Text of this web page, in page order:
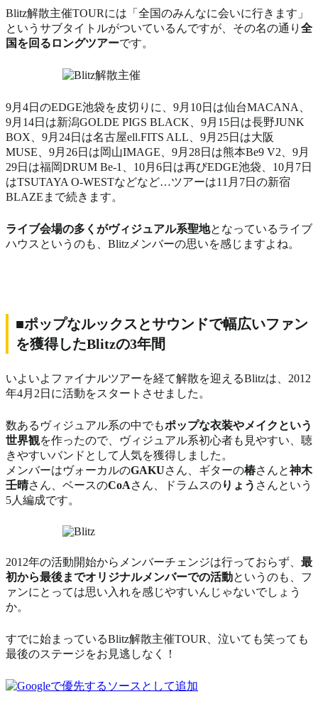
Blitz解散主催TOURには「全国のみんなに会いに行きます」
というサブタイトルがついているんですが、その名の通り 全
国を回るロングツアーです。
9月4日のEDGE池袋を皮切りに、9月10日は仙台MACANA、
9月14日は新潟GOLDE PIGS BLACK、9月15日は長野JUNK
BOX、9月24日は名古屋ell.FITS ALL、9月25日は大阪
MUSE、9月26日は岡山IMAGE、9月28日は熊本Be9 V2、9月
29日は福岡DRUM Be-1、10月6日は再びEDGE池袋、10月7日
はTSUTAYA O-WESTなどなど…ツアーは11月7日の新宿
BLAZEまで続きます。
ライブ会場の多くがヴィジュアル系聖地となっているライブ
ハウスというのも、Blitzメンバーの思いを感じますよね。
■ポップなルックスとサウンドで幅広いファン
を獲得したBlitzの3年間
いよいよファイナルツアーを経て解散を迎えるBlitzは、2012
年4月2日に活動をスタートさせました。
数あるヴィジュアル系の中でもポップな衣装やメイクという
世界観を作ったので、ヴィジュアル系初心者も見やすい、聴
きやすいバンドとして人気を獲得しました。
メンバーはヴォーカルのGAKUさん、ギターの椿さんと神木
壬晴さん、ベースのCoAさん、ドラムスのりょう さんという
5人編成です。
2012年の活動開始からメンバーチェンジは行っておらず、 最
初から最後までオリジナルメンバーでの活動というのも、フ
ァンにとっては思い入れを感じやすいんじゃないでしょう
か。
すでに始まっているBlitz解散主催TOUR、泣いても笑っても
最後のステージをお見逃しなく！